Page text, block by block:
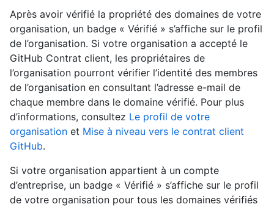
Après avoir vérifié la propriété des domaines de votre
organisation, un badge « Vérifié » s’affiche sur le profil
de l’organisation. Si votre organisation a accepté le
GitHub Contrat client, les propriétaires de
l’organisation pourront vérifier l’identité des membres
de l’organisation en consultant l’adresse e-mail de
chaque membre dans le domaine vérifié. Pour plus
d’informations, consultez Le profil de votre
organisation et Mise à niveau vers le contrat client
GitHub.
Si votre organisation appartient à un compte
d’entreprise, un badge « Vérifié » s’affiche sur le profil
de votre organisation pour tous les domaines vérifiés